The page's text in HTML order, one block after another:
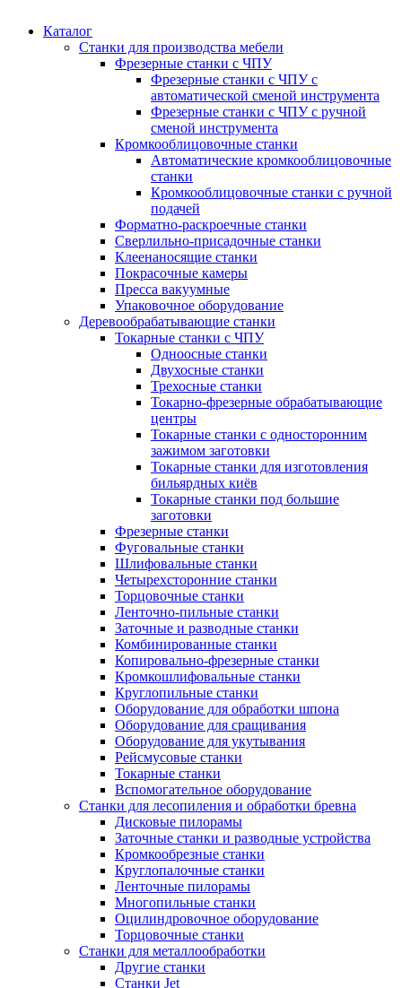
Каталог
Станки для производства мебели
Фрезерные станки с ЧПУ
Фрезерные станки с ЧПУ с
автоматической сменой инструмента
Фрезерные станки с ЧПУ с ручной
сменой инструмента
Кромкооблицовочные станки
Автоматические кромкооблицовочные
станки
Кромкооблицовочные станки с ручной
подачей
Форматно-раскроечные станки
Сверлильно-присадочные станки
Клеенаносящие станки
Покрасочные камеры
Пресса вакуумные
Упаковочное оборудование
Деревообрабатывающие станки
Токарные станки с ЧПУ
Одноосные станки
Двухосные станки
Трехосные станки
Токарно-фрезерные обрабатывающие
центры
Токарные станки с односторонним
зажимом заготовки
Токарные станки для изготовления
бильярдных киёв
Токарные станки под большие
заготовки
Фрезерные станки
Фуговальные станки
Шлифовальные станки
Четырехсторонние станки
Торцовочные станки
Ленточно-пильные станки
Заточные и разводные станки
Комбинированные станки
Копировально-фрезерные станки
Кромкошлифовальные станки
Круглопильные станки
Оборудование для обработки шпона
Оборудование для сращивания
Оборудование для укутывания
Рейсмусовые станки
Токарные станки
Вспомогательное оборудование
Станки для лесопиления и обработки бревна
Дисковые пилорамы
Заточные станки и разводные устройства
Кромкообрезные станки
Круглопалочные станки
Ленточные пилорамы
Многопильные станки
Оцилиндровочное оборудование
Торцовочные станки
Станки для металлообработки
Другие станки
Станки Jet